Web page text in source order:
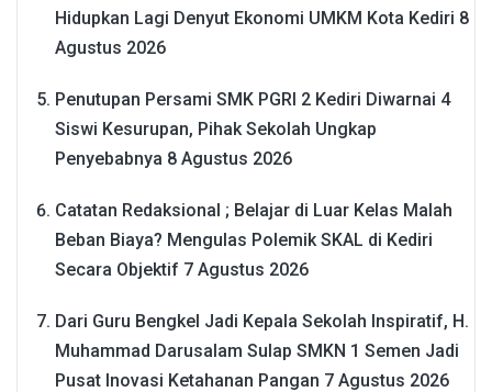
Hidupkan Lagi Denyut Ekonomi UMKM Kota Kediri 8
Agustus 2026
Penutupan Persami SMK PGRI 2 Kediri Diwarnai 4
Siswi Kesurupan, Pihak Sekolah Ungkap
Penyebabnya 8 Agustus 2026
Catatan Redaksional ; Belajar di Luar Kelas Malah
Beban Biaya? Mengulas Polemik SKAL di Kediri
Secara Objektif 7 Agustus 2026
Dari Guru Bengkel Jadi Kepala Sekolah Inspiratif, H.
Muhammad Darusalam Sulap SMKN 1 Semen Jadi
Pusat Inovasi Ketahanan Pangan 7 Agustus 2026